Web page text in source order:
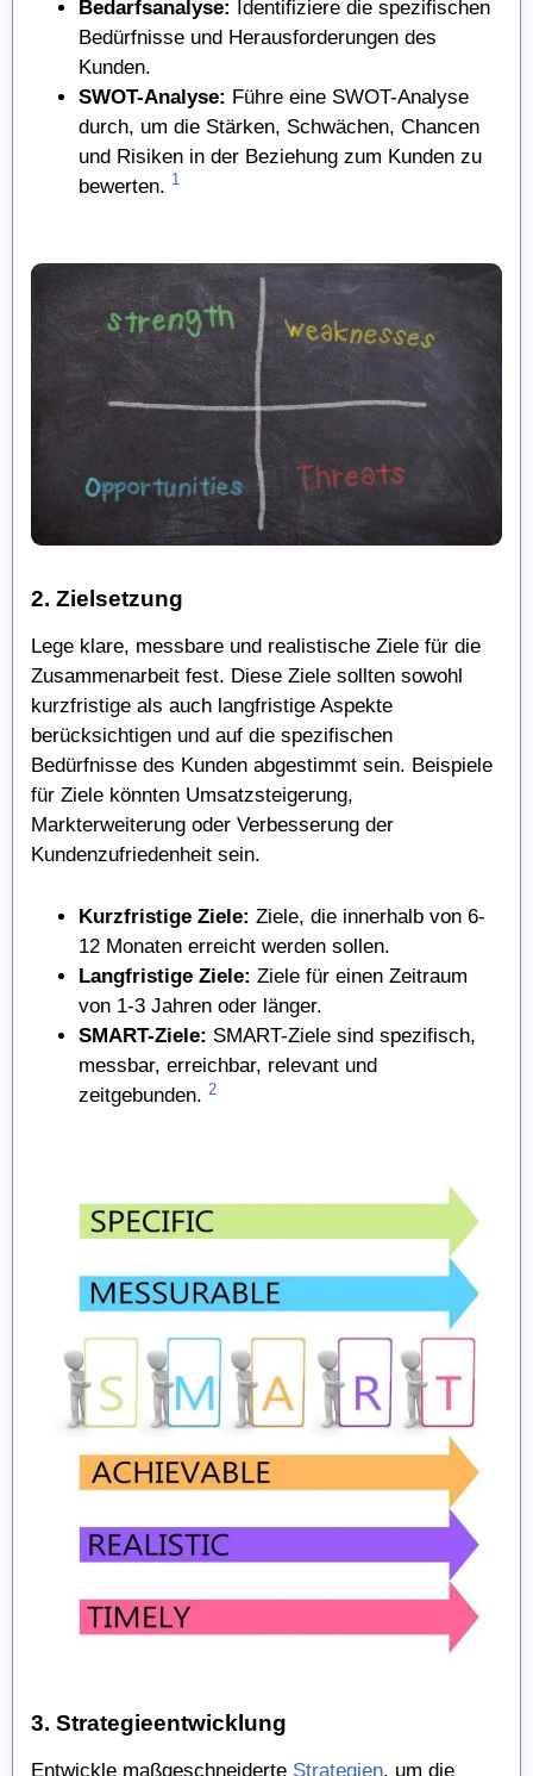
Bedarfsanalyse:
Identifiziere die spezifischen
Bedürfnisse und Herausforderungen des
Kunden.
SWOT-Analyse: Führe eine SWOT-Analyse
durch, um die Stärken, Schwächen, Chancen
und Risiken in der Beziehung zum Kunden zu
bewerten. 1
2. Zielsetzung
Lege klare, messbare und realistische Ziele für die
Zusammenarbeit fest. Diese Ziele sollten sowohl
kurzfristige als auch langfristige Aspekte
berücksichtigen und auf die spezifischen
Bedürfnisse des Kunden abgestimmt sein. Beispiele
für Ziele könnten Umsatzsteigerung,
Markterweiterung oder Verbesserung der
Kundenzufriedenheit sein.
Kurzfristige Ziele: Ziele, die innerhalb von 6-
12 Monaten erreicht werden sollen.
Langfristige Ziele: Ziele für einen Zeitraum
von 1-3 Jahren oder länger.
SMART-Ziele: SMART-Ziele sind spezifisch,
messbar, erreichbar, relevant und
zeitgebunden. 2
3. Strategieentwicklung
Entwickle maßgeschneiderte Strategien, um die